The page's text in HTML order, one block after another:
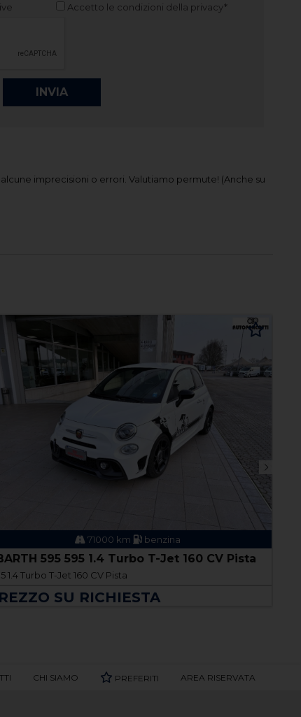
Accetto le condizioni della privacy*
imprecisioni o errori. Valutiamo permute! (Anche su
71000 km benzina
595 595 1.4 Turbo T-Jet 160 CV Pista
1.4 Turbo T-Jet 160 CV Pista
SU RICHIESTA
CHI SIAMO PREFERITI AREA RISERVATA